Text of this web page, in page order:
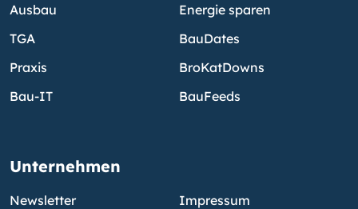
Ausbau
TGA
Praxis
Bau-IT
Energie sparen
BauDates
BroKatDowns
BauFeeds
Unternehmen
Newsletter Impressum